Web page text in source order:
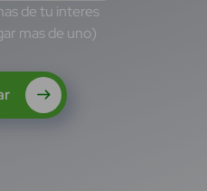
de tu interes
mas de uno)